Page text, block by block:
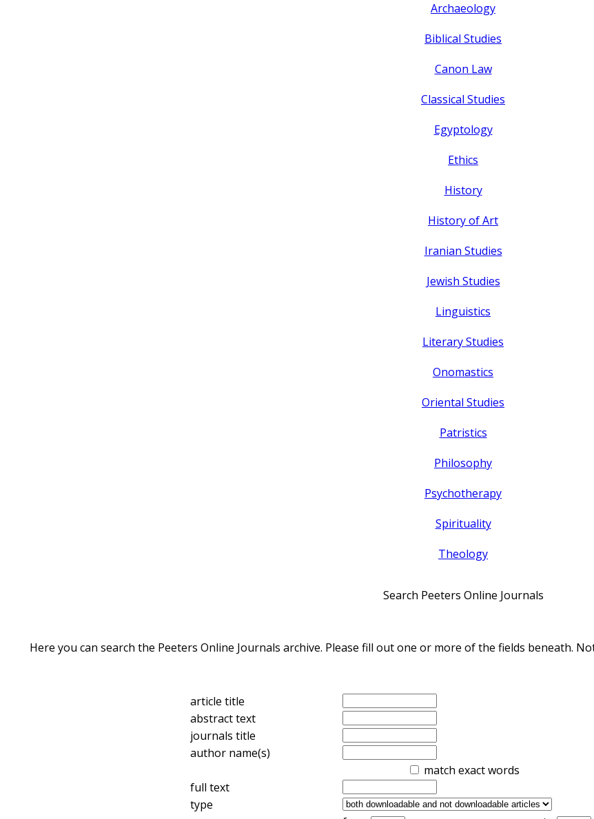
Archaeology
Biblical Studies
Canon Law
Classical Studies
Egyptology
Ethics
History
History of Art
Iranian Studies
Jewish Studies
Linguistics
Literary Studies
Onomastics
Oriental Studies
Patristics
Philosophy
Psychotherapy
Spirituality
Theology
Search Peeters Online Journals
Here you can search the Peeters Online Journals archive. Please fill out one or more of the fields beneath.
article title
abstract text
journals title
author name(s)
match exact words
full text
type